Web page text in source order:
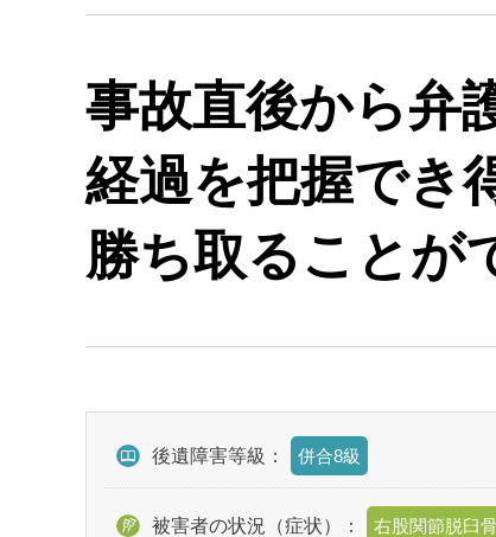
事故直後から弁
経過を把握でき
勝ち取ることが
後遺障害等級： 併合8級
被害者の状況（症状）： 右股関節脱臼